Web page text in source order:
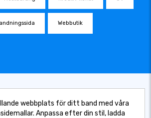
Webbutik
webbplats för ditt band med våra
Anpassa efter din stil, ladda